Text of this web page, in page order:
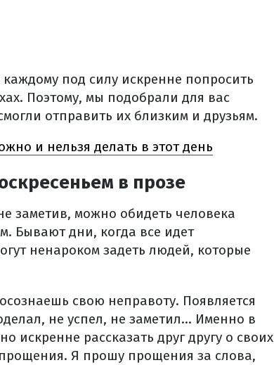
под силу искренне попросить
Поэтому, мы подобрали для вас
отправить их близким и друзьям.
и нельзя делать в этот день
в прозе
заметив, можно обидеть человека
Бывают дни, когда все идет
ненароком задеть людей, которые
свою неправоту. Появляется
не успел, не заметил... Именно в
искренне рассказать друг другу о своих
Я прошу прощения за слова,